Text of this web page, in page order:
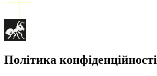
Політика конфіденційності